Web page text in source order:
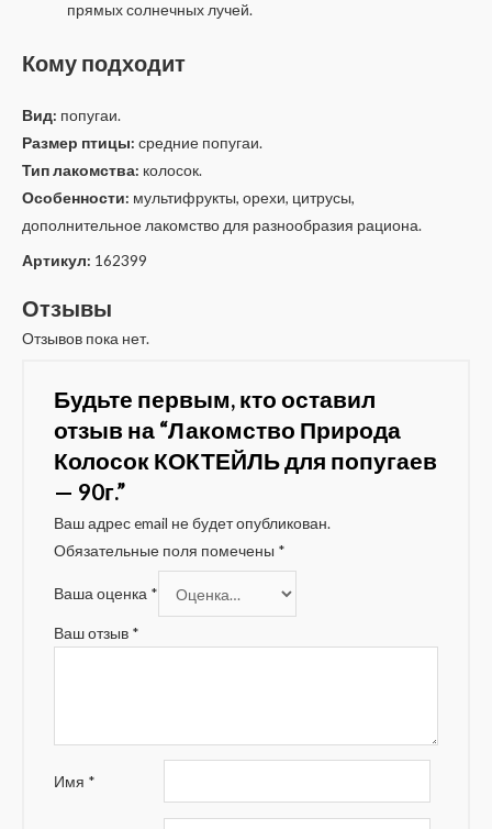
прямых солнечных лучей.
Кому подходит
Вид: попугаи.
Размер птицы: средние попугаи.
Тип лакомства: колосок.
Особенности: мультифрукты, орехи, цитрусы,
дополнительное лакомство для разнообразия рациона.
Артикул: 162399
Отзывы
Отзывов пока нет.
Будьте первым, кто оставил
отзыв на “Лакомство Природа
Колосок КОКТЕЙЛЬ для попугаев
— 90г.”
Ваш адрес email не будет опубликован.
Обязательные поля помечены *
Ваша оценка *
Ваш отзыв *
Имя *